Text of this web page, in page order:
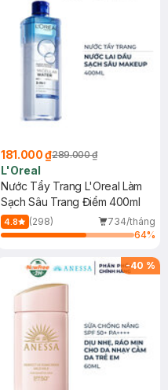
181.000 ₫289.000 ₫
L'Oreal
Nước Tẩy Trang L'Oreal Làm
Sạch Sâu Trang Điểm 400ml
4.8 (298)
734/tháng
64%
-40 %